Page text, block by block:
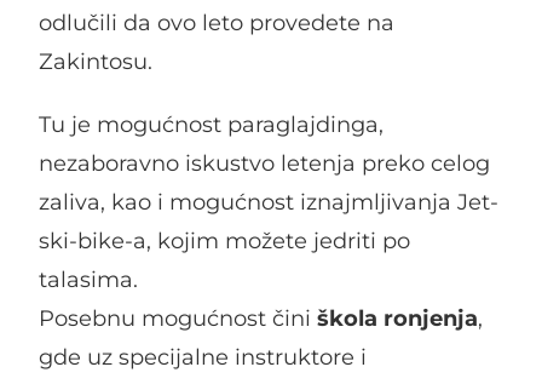
odlučili da ovo leto provedete na
Zakintosu.
Tu je mogućnost paraglajdinga,
nezaboravno iskustvo letenja preko celog
zaliva, kao i mogućnost iznajmljivanja Jet-
ski-bike-a, kojim možete jedriti po
talasima.
Posebnu mogućnost čini škola ronjenja,
gde uz specijalne instruktore i